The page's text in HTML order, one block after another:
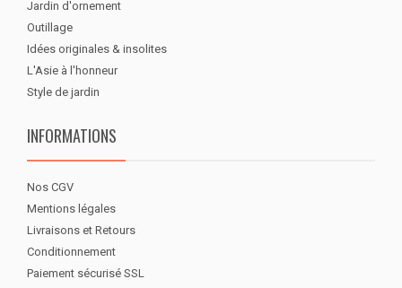
Jardin d'ornement
Outillage
Idées originales & insolites
L'Asie à l'honneur
Style de jardin
INFORMATIONS
Nos CGV
Mentions légales
Livraisons et Retours
Conditionnement
Paiement sécurisé SSL